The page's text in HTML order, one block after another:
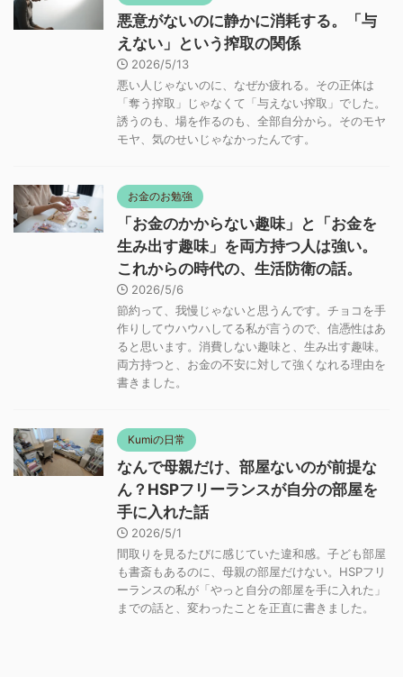
悪意がないのに静かに消耗する。「与
えない」という搾取の関係
2026/5/13
悪い人じゃないのに、なぜか疲れる。その正体は
「奪う搾取」じゃなくて「与えない搾取」でした。
誘うのも、場を作るのも、全部自分から。そのモヤ
モヤ、気のせいじゃなかったんです。
お金のお勉強
「お金のかからない趣味」と「お金を
生み出す趣味」を両方持つ人は強い。
これからの時代の、生活防衛の話。
2026/5/6
節約って、我慢じゃないと思うんです。チョコを手
作りしてウハウハしてる私が言うので、信憑性はあ
ると思います。消費しない趣味と、生み出す趣味。
両方持つと、お金の不安に対して強くなれる理由を
書きました。
Kumiの日常
なんで母親だけ、部屋ないのが前提な
ん？HSPフリーランスが自分の部屋を
手に入れた話
2026/5/1
間取りを見るたびに感じていた違和感。子ども部屋
も書斎もあるのに、母親の部屋だけない。HSPフリ
ーランスの私が「やっと自分の部屋を手に入れた」
までの話と、変わったことを正直に書きました。